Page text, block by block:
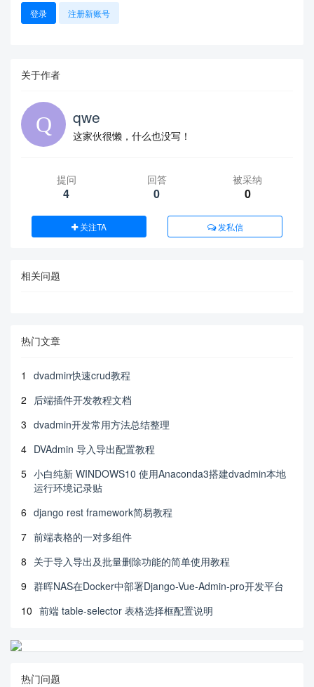
登录 注册新账号
关于作者
qwe
这家伙很懒，什么也没写！
提问
4
回答
0
被采纳
0
关注TA 发私信
相关问题
热门文章
1
dvadmin快速crud教程
2 后端插件开发教程文档
3 dvadmin开发常用方法总结整理
4 DVAdmin 导入导出配置教程
5 小白纯新 WINDOWS10 使用Anaconda3搭建dvadmin本地
运行环境记录贴
6 django rest framework简易教程
7 前端表格的一对多组件
8 关于导入导出及批量删除功能的简单使用教程
9 群晖NAS在Docker中部署Django-Vue-Admin-pro开发平台
10 前端 table-selector 表格选择框配置说明
热门问题